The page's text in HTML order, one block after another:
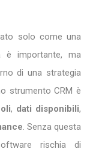
solo come una
è importante, ma
di una strategia
strumento CRM è
, dati disponibili,
. Senza questa
rischia di